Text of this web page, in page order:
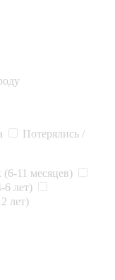
Потерялись /
(6-11 месяцев)
6 лет)
лет)